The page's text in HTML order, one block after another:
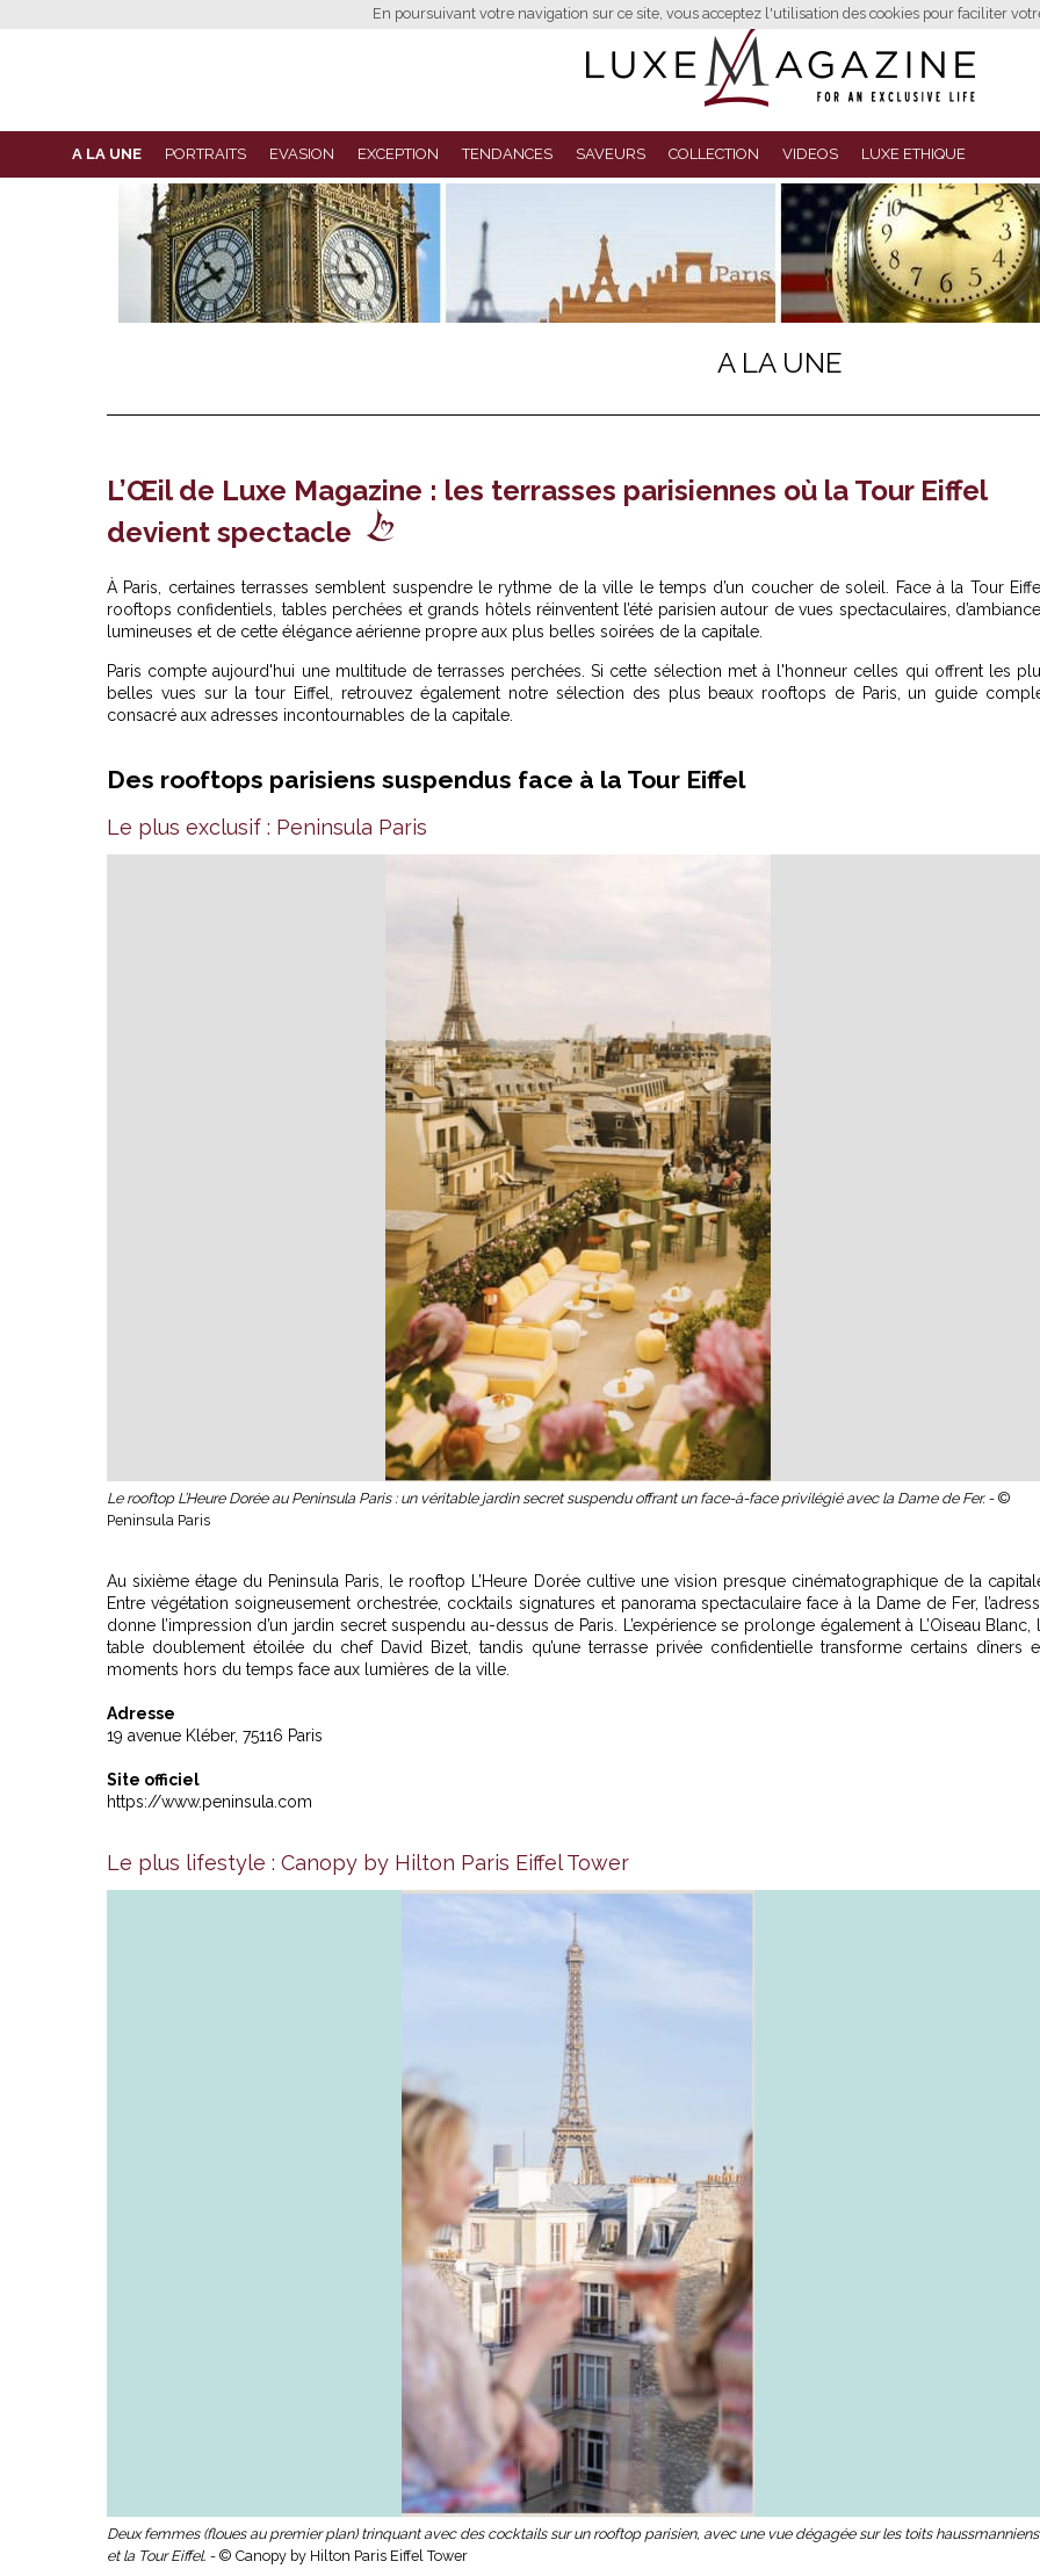
En poursuivant votre navigation sur ce site, vous acceptez l'utilisation des cookies pour faciliter
A LA UNE PORTRAITS EVASION EXCEPTION TENDANCES SAVEURS COLLECTION VIDEOS LUXE ETHIQUE
A LA UNE
L’Œil de Luxe Magazine : les terrasses parisiennes où la Tour Eiffel
devient spectacle
À Paris, certaines terrasses semblent suspendre le rythme de la ville le temps d’un coucher de soleil. Face à la Tour Eiffel,
rooftops confidentiels, tables perchées et grands hôtels réinventent l’été parisien autour de vues spectaculaires,
lumineuses et de cette élégance aérienne propre aux plus belles soirées de la capitale.
Paris compte aujourd'hui une multitude de terrasses perchées. Si cette sélection met à l'honneur celles qui offrent les
belles vues sur la tour Eiffel, retrouvez également notre sélection des plus beaux rooftops de Paris , un guide
consacré aux adresses incontournables de la capitale.
Des rooftops parisiens suspendus face à la Tour Eiffel
Le plus exclusif : Peninsula Paris
Le rooftop L’Heure Dorée au Peninsula Paris : un véritable jardin secret suspendu offrant un face-à-face privilégié avec la Dame de Fer. - ©
Peninsula Paris
Au sixième étage du Peninsula Paris, le rooftop L’Heure Dorée cultive une vision presque cinématographique de la
Entre végétation soigneusement orchestrée, cocktails signatures et panorama spectaculaire face à la Dame de Fer,
donne l’impression d’un jardin secret suspendu au-dessus de Paris. L’expérience se prolonge également à L’Oiseau Blanc,
table doublement étoilée du chef David Bizet, tandis qu’une terrasse privée confidentielle transforme certains dîners
moments hors du temps face aux lumières de la ville.
Adresse
19 avenue Kléber, 75116 Paris
Site officiel
https://www.peninsula.com
Le plus lifestyle : Canopy by Hilton Paris Eiffel Tower
Deux femmes (floues au premier plan) trinquant avec des cocktails sur un rooftop parisien, avec une vue dégagée sur les toits haussmanniens
et la Tour Eiffel. - © Canopy by Hilton Paris Eiffel Tower